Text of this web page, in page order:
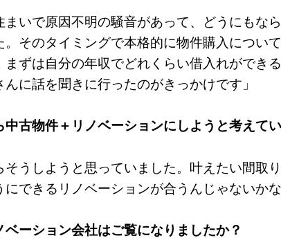
まいで原因不明の騒音があって、どうにもな
。そのタイミングで本格的に物件購入につい
まずは自分の年収でどれくらい借入れができ
に話を聞きに行ったのがきっかけです」
中古物件＋リノベーションにしようと考えて
そうしようと思っていました。叶えたい間取
できるリノベーションが合うんじゃないかな
ベーション会社はご覧になりましたか？